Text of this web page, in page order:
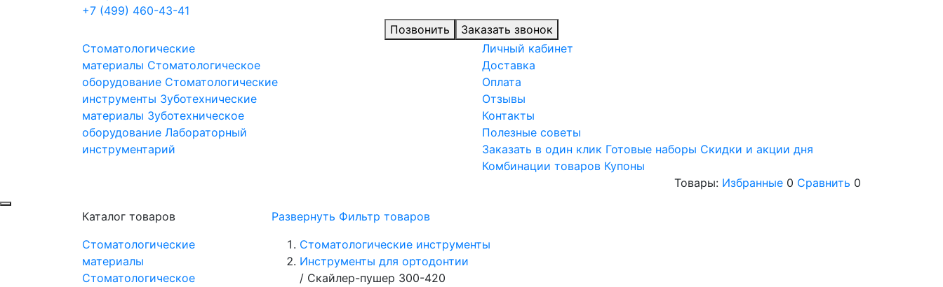
+7 (499) 460-43-41
Позвонить
Заказать звонок
Стоматологические
материалы Стоматологическое
оборудование Стоматологические
инструменты Зуботехнические
материалы Зуботехническое
оборудование Лабораторный
инструментарий
Личный кабинет
Доставка
Оплата
Отзывы
Контакты
Полезные советы
Заказать в один клик Готовые наборы Скидки и акции дня
Комбинации товаров Купоны
Товары: Избранные 0 Сравнить 0
Каталог товаров
Стоматологические
материалы
Стоматологическое
Развернуть Фильтр товаров
Стоматологические инструменты
Инструменты для ортодонтии
/ Скайлер-пушер 300-420